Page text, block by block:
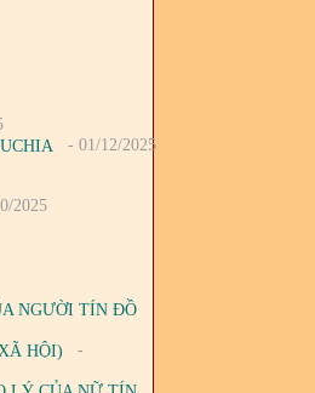
- 01/12/2025
2025
NGƯỜI TÍN ĐỒ
HỘI)
-